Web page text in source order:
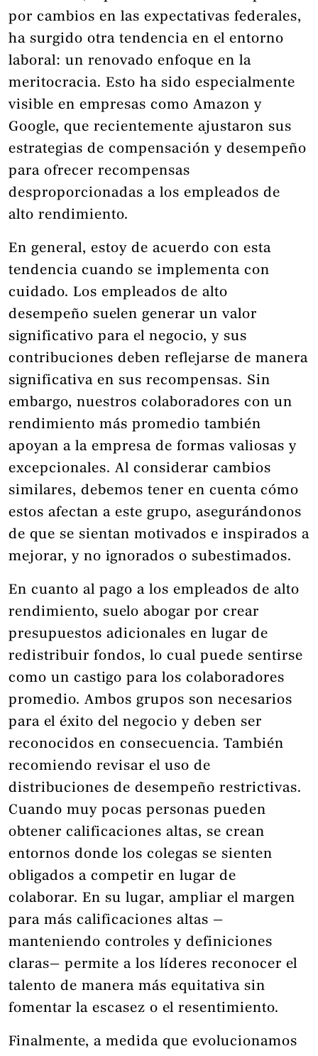
por cambios en las expectativas federales,
ha surgido otra tendencia en el entorno
laboral: un renovado enfoque en la
meritocracia. Esto ha sido especialmente
visible en empresas como Amazon y
Google, que recientemente ajustaron sus
estrategias de compensación y desempeño
para ofrecer recompensas
desproporcionadas a los empleados de
alto rendimiento.
En general, estoy de acuerdo con esta
tendencia cuando se implementa con
cuidado. Los empleados de alto
desempeño suelen generar un valor
significativo para el negocio, y sus
contribuciones deben reflejarse de manera
significativa en sus recompensas. Sin
embargo, nuestros colaboradores con un
rendimiento más promedio también
apoyan a la empresa de formas valiosas y
excepcionales. Al considerar cambios
similares, debemos tener en cuenta cómo
estos afectan a este grupo, asegurándonos
de que se sientan motivados e inspirados a
mejorar, y no ignorados o subestimados.
En cuanto al pago a los empleados de alto
rendimiento, suelo abogar por crear
presupuestos adicionales en lugar de
redistribuir fondos, lo cual puede sentirse
como un castigo para los colaboradores
promedio. Ambos grupos son necesarios
para el éxito del negocio y deben ser
reconocidos en consecuencia. También
recomiendo revisar el uso de
distribuciones de desempeño restrictivas.
Cuando muy pocas personas pueden
obtener calificaciones altas, se crean
entornos donde los colegas se sienten
obligados a competir en lugar de
colaborar. En su lugar, ampliar el margen
para más calificaciones altas —
manteniendo controles y definiciones
claras— permite a los líderes reconocer el
talento de manera más equitativa sin
fomentar la escasez o el resentimiento.
Finalmente, a medida que evolucionamos